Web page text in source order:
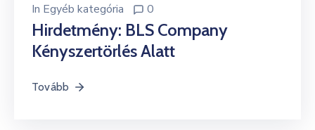
In Egyéb kategória 0
Hirdetmény: BLS Company
Kényszertörlés Alatt
Tovább